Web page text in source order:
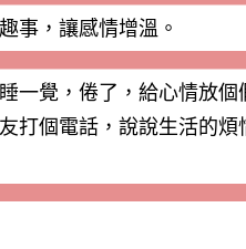
事，讓感情增溫。
一覺，倦了，給心情放個
打個電話，說說生活的